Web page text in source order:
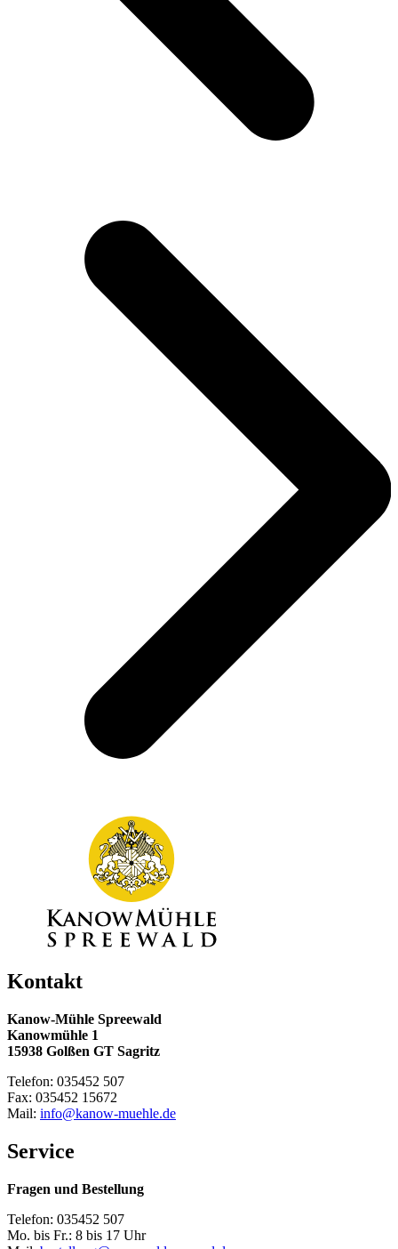
Kontakt
Kanow-Mühle Spreewald
Kanowmühle 1
15938 Golßen GT Sagritz
Telefon: 035452 507
Fax: 035452 15672
Mail: info@kanow-muehle.de
Service
Fragen und Bestellung
Telefon: 035452 507
Mo. bis Fr.: 8 bis 17 Uhr